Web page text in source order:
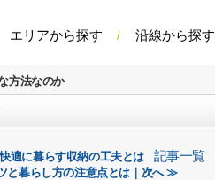
エリアから探す 沿線から探す
方法なのか
適に暮らす収納の工夫とは 記事一覧
と暮らし方の注意点とは｜次へ ≫